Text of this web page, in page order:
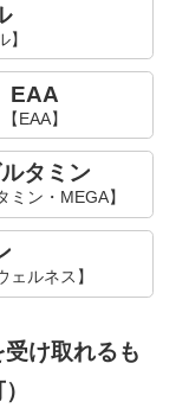
EAA
タミン
け取れるも